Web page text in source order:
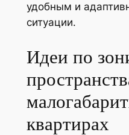
удобным и
ситуации.
Идеи по
квартирах